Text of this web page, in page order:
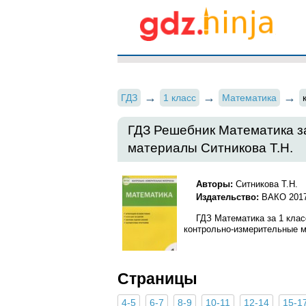
ГДЗ 1 класс Математика
ГДЗ Решебник Математика
материалы Ситникова Т.Н.
Авторы: Ситникова Т.Н.
Издательство: ВАКО
ГДЗ Математика за 1
контрольно-измерительные
Страницы
4-5 6-7 8-9 10-11 12-14 15-